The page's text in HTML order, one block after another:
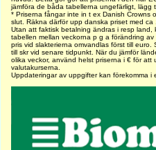
jämföra de båda tabellerna ungefärligt, lägg
* Priserna fångar inte in t ex Danish Crowns
slut. Räkna därför upp danska priset med ca
Utan att faktisk betalning ändras i resp land,
tabellen mellan veckorna p g a förändring
pris vid slakterierna omvandlas först till
till skr vid senare tidpunkt. När du jämför
olika veckor, använd helst priserna i € för att
valutakurserna.
Uppdateringar av uppgifter kan förekomma i